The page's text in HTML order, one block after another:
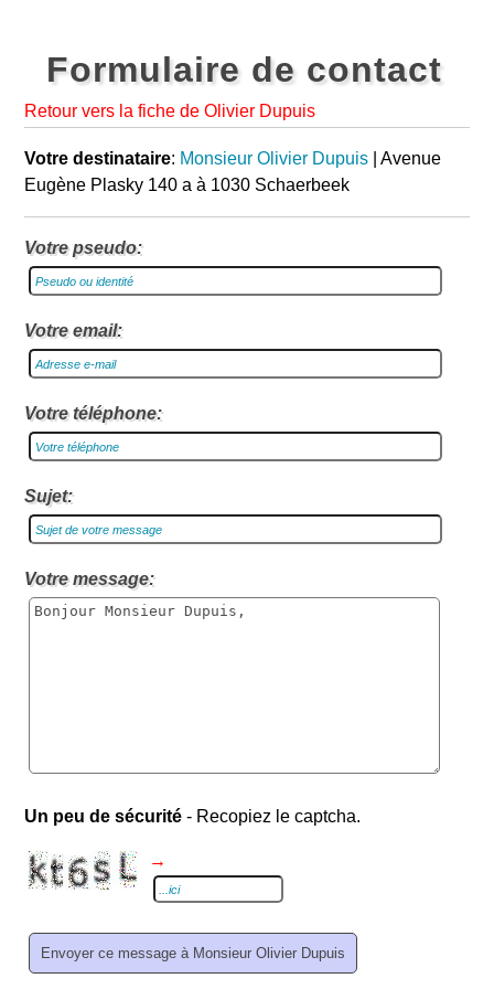
Formulaire de contact
Retour vers la fiche de Olivier Dupuis
Votre destinataire: Monsieur Olivier Dupuis | Avenue
Eugène Plasky 140 a à 1030 Schaerbeek
Votre pseudo:
Votre email:
Votre téléphone:
Sujet:
Votre message:
Un peu de sécurité - Recopiez le captcha.
→